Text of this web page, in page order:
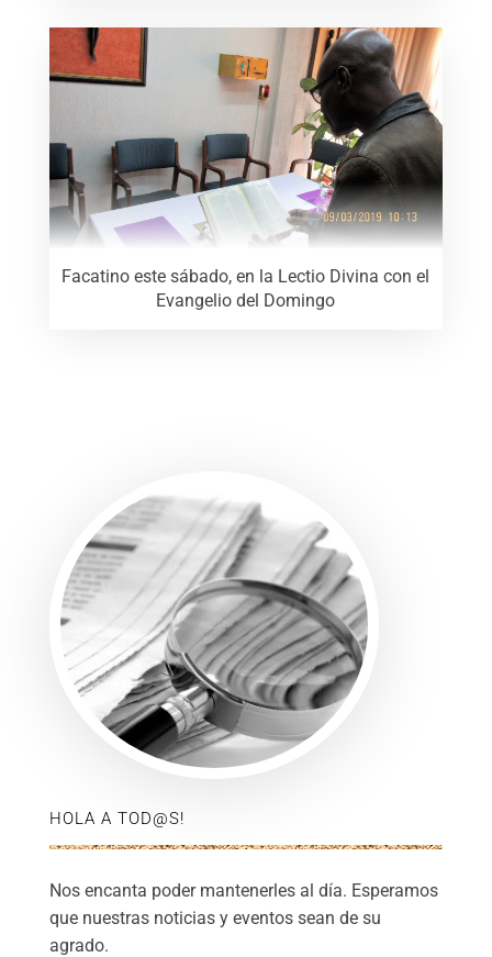
Facatino este sábado, en la Lectio Divina con el
Evangelio del Domingo
HOLA A TOD@S!
Nos encanta poder mantenerles al día. Esperamos
que nuestras noticias y eventos sean de su
agrado.